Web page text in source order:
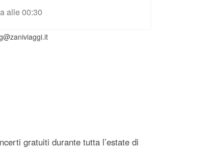
alle 00:30
gratuiti durante tutta l’estate di